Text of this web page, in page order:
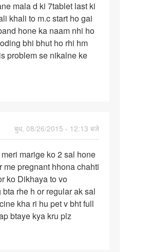
mala d ki 7tablet last ki
khali to m.c start ho gai
hone ka naam nhi ho
bhi bhut ho rhi hm
problem se nikalne ke
बुध, 08/26/2015 - 12:13 बजे
marige ko 2 sal hone
me pregnant hhona chahti
ko Dikhaya to vo
rhe h or regular ak sal
kha ri hu pet v bht full
btaye kya kru plz